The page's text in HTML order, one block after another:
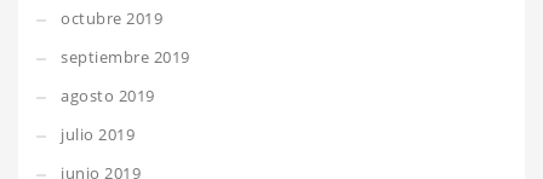
octubre 2019
septiembre 2019
agosto 2019
julio 2019
junio 2019